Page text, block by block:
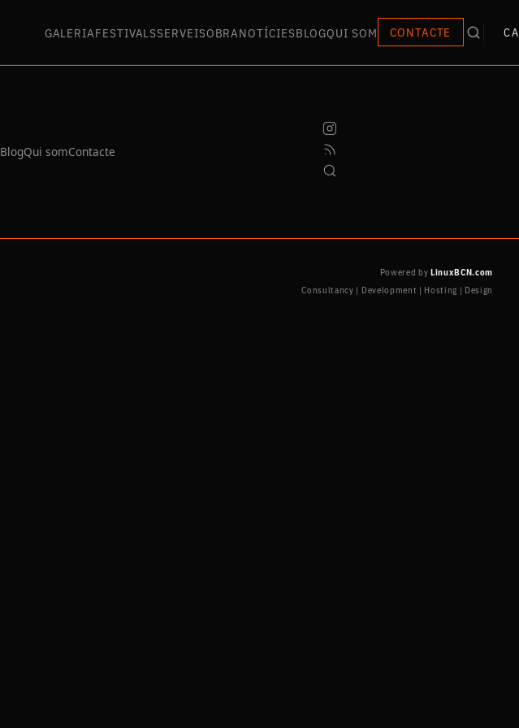
GALERIAFESTIVALSSERVEISOBRANOTÍCIESBLOGQUI SOM CONTACTE CA
BlogQui somContacte
Powered by LinuxBCN.com
Consultancy | Development | Hosting | Design